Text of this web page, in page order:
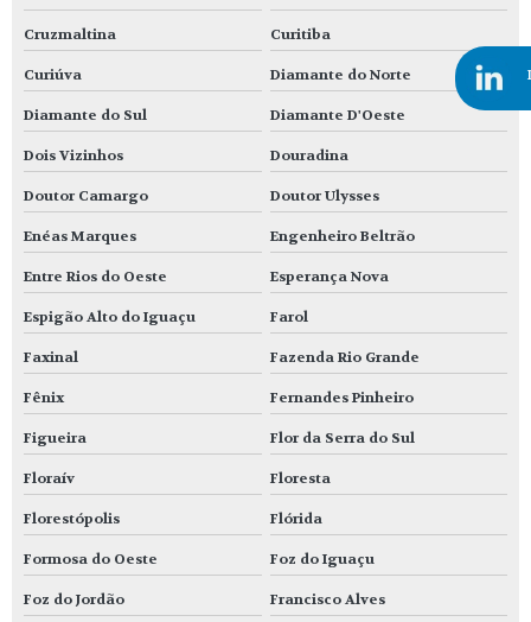
Cruzmaltina Curitiba
Curiúva Diamante do Norte
Diamante do Sul Diamante D'Oeste
Dois Vizinhos Douradina
Doutor Camargo Doutor Ulysses
Enéas Marques Engenheiro Beltrão
Entre Rios do Oeste Esperança Nova
Espigão Alto do Iguaçu Farol
Faxinal Fazenda Rio Grande
Fênix Fernandes Pinheiro
Figueira Flor da Serra do Sul
Floraív Floresta
Florestópolis Flórida
Formosa do Oeste Foz do Iguaçu
Foz do Jordão Francisco Alves